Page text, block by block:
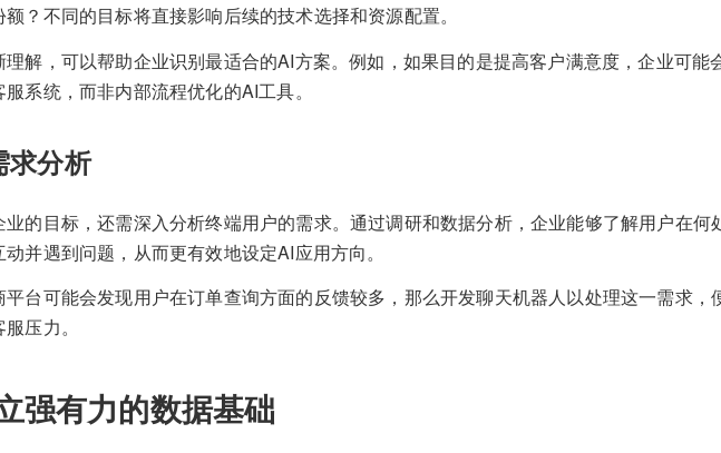
？不同的目标将直接影响后续的技术选择和资源配置。
理解，可以帮助企业识别最适合的AI方案。例如，如果目的是提高客户满意度，企业可能
系统，而非内部流程优化的AI工具。
求分析
业的目标，还需深入分析终端用户的需求。通过调研和数据分析，企业能够了解用户在何
并遇到问题，从而更有效地设定AI应用方向。
平台可能会发现用户在订单查询方面的反馈较多，那么开发聊天机器人以处理这一需求，
压力。
强有力的数据基础